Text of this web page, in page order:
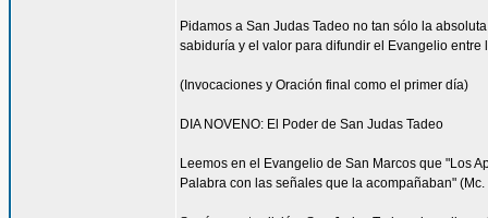
Pidamos a San Judas Tadeo no tan sólo la
sabiduría y el valor para difundir el Evangelio entre
(Invocaciones y Oración final como el primer día)
DIA NOVENO: El Poder de San Judas Tadeo
Leemos en el Evangelio de San Marcos que "Los
Palabra con las señales que la acompañaban" (Mc.